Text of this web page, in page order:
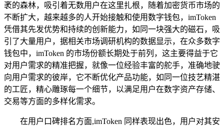
袤的森林，吸引着无数用户在这里扎根，随着加密货币市场的
不断扩大，越来越多的人开始接触和使用数字钱包，imToken
凭借其先发优势和持续的创新能力，如同一块强大的磁石，吸
引了大量用户，据相关市场调研机构的数据显示，在众多数字
钱包中，imToken 的市场份额长期处于前列，这主要得益于它
对用户需求的精准把握，就像一位经验丰富的舵手，准确地驶
向用户需求的彼岸，它不断优化产品功能，如同一位技艺精湛
的工匠，精心雕琢每一个细节，以满足用户在数字资产存储、
交易等方面的多样化需求。
在用户口碑排名方面,imToken 同样表现出色，用户对其安